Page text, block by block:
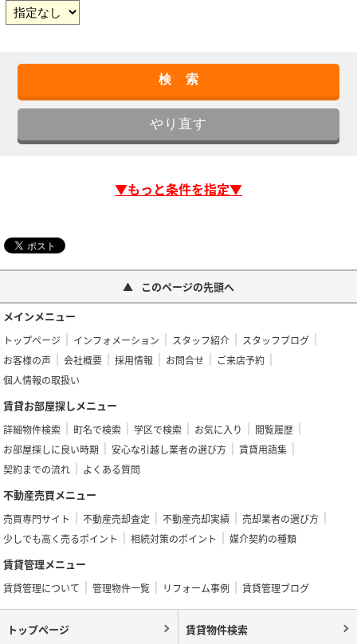
▼もっと条件を指定▼
このページの先頭へ
メインメニュー
トップページ インフォメーション スタッフ紹介
スタッフブログ
お客様の声
会社概要 採用情報 お問合せ
ご来店予約
個人情報の取扱い
賃貸お部屋探しメニュー
詳細物件検索 町名で検索 学区で検索 お気に入り
閲覧履歴
お部屋探しに良い時期
安心な引越し業者の選び方
賃貸用語集
契約までの流れ
よくある質問
不動産売買メニュー
売買専門サイト 不動産売却査定 不動産売却実績
売却業者の選び方
少しでも高く売るポイント
相続対策のポイント 媒介契約の種類
賃貸管理メニュー
賃貸管理について 管理物件一覧 リフォーム事例 賃貸管理ブログ
トップページ 賃貸物件検索